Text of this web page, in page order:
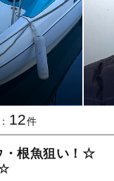
12件
・根魚狙い！☆